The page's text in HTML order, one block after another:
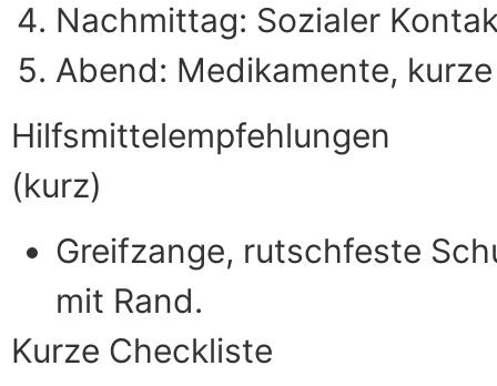
Nachmittag: Sozialer
Abend: Medikamente,
Hilfsmittelempfehlungen
(kurz)
Greifzange, rutschfeste
mit Rand.
Kurze Checkliste